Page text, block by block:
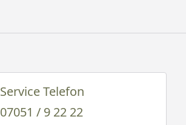
Service Telefon
07051 / 9 22 22